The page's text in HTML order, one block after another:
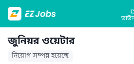
জুনিয়র ওয়েটার
নিয়োগ সম্পন্ন হয়েছে